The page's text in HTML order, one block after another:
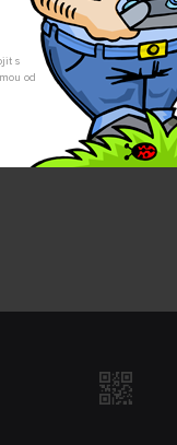
s
od